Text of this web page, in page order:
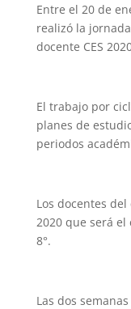
Entre el 20 de
realizó la
docente CES
El trabajo por
planes de
periodos
Los docentes del
2020 que será
8°.
Las dos